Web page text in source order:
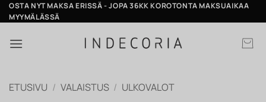
Skip
to
OSTA NYT MAKSA ERISSÄ - JOPA 36KK KOROTONTA MAKSUAIKAA
MYYMÄLÄSSÄ
ETUSIVU / VALAISTUS / ULKOVALOT